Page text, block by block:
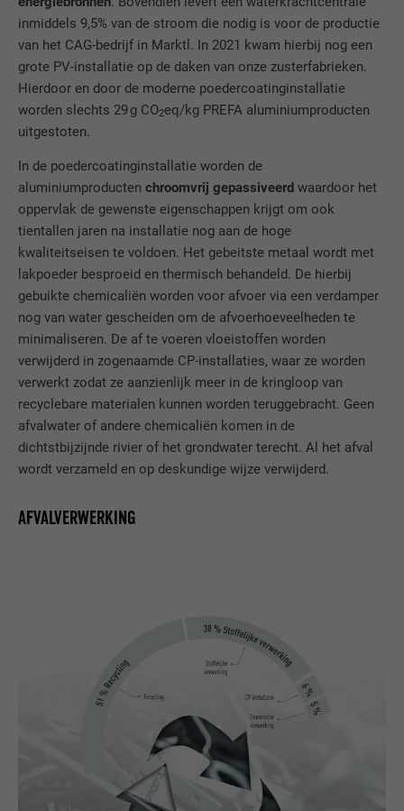
inmiddels 9,5% van de stroom die nodig is voor de productie
van het CAG-bedrijf in Marktl. In 2021 kwam hierbij nog een
grote PV-installatie op de daken van onze zusterfabrieken.
Hierdoor en door de moderne poedercoatinginstallatie
worden slechts 29 g CO2eq/kg PREFA aluminiumproducten
uitgestoten.
In de poedercoatinginstallatie worden de
aluminiumproducten chroomvrij gepassiveerd waardoor het
oppervlak de gewenste eigenschappen krijgt om ook
tientallen jaren na installatie nog aan de hoge
kwaliteitseisen te voldoen. Het gebeitste metaal wordt met
lakpoeder besproeid en thermisch behandeld. De hierbij
gebuikte chemicaliën worden voor afvoer via een verdamper
nog van water gescheiden om de afvoerhoeveelheden te
minimaliseren. De af te voeren vloeistoffen worden
verwijderd in zogenaamde CP-installaties, waar ze worden
verwerkt zodat ze aanzienlijk meer in de kringloop van
recyclebare materialen kunnen worden teruggebracht. Geen
afvalwater of andere chemicaliën komen in de
dichtstbijzijnde rivier of het grondwater terecht. Al het afval
wordt verzameld en op deskundige wijze verwijderd.
AFVALVERWERKING
Gebruikt door Google DoubleClick om de
handelingen van de gebruiker op de
website na de weergave van of het klikken
op een van de advertenties van de
aanbieder te registreren en te melden. Het
doel hiervan is het meten van de
weergave van doelgerichte reclame voor
de gebruiker.
AANBIEDER Pinterest
VERVALTIJD 1 jaar
DOEL
Wordt door Pinterest gebruikt om het
gebruik van de diensten te volgen.
NAAM __cfduid
VERVALTIJD 1 maand
veiligheidsinstellingen op basis van clients
Adsymptotic.com
3 maanden